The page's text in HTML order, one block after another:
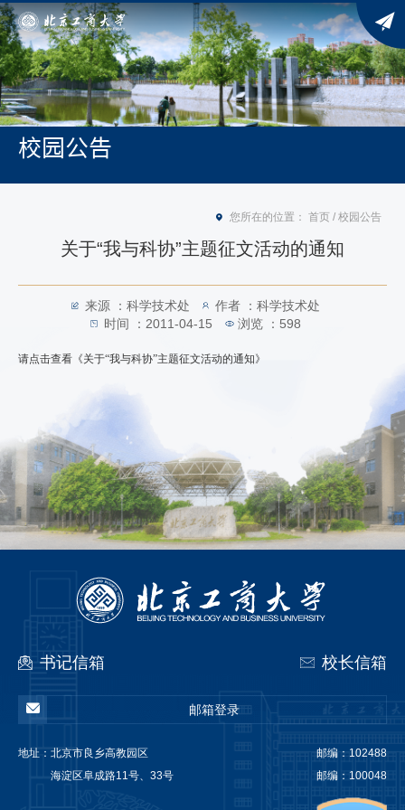
校园公告
您所在的位置： 首页 / 校园公告
关于“我与科协”主题征文活动的通知
来源 ：科学技术处
作者 ：科学技术处
时间 ：2011-04-15
浏览 ： 598
请点击查看《关于“我与科协”主题征文活动的通知》
书记信箱 校长信箱
邮箱登录
地址： 北京市良乡高教园区
邮编：102488
海淀区阜成路11号、33号
邮编：100048